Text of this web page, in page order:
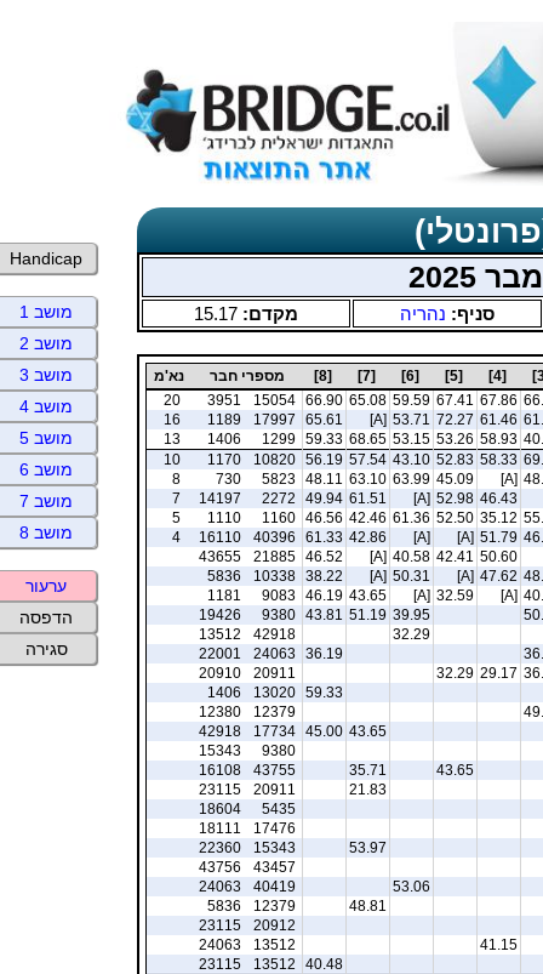
סניף: נהריה מקדם:15.17
[4]
[5]
[6]
[7]
[8] מספרי חבר
נא'מ
67.86
67.41
59.59
65.08
66.90
15054
3951
20
61.46
72.27
53.71
[A]
65.61
17997
1189
16
58.93
53.26
53.15
68.65
59.33
1299
1406
13
58.33
52.83
43.10
57.54
56.19
10820
1170
10
[A]
45.09
63.99
63.10
48.11
5823
730
8
46.43
52.98
[A]
61.51
49.94
2272
14197
7
35.12
52.50
61.36
42.46
46.56
1160
1110
5
51.79
[A]
[A]
42.86
61.33
40396
16110
4
50.60
42.41
40.58
[A]
46.52
21885
43655
47.62
[A]
50.31
[A]
38.22
10338
5836
[A]
32.59
[A]
43.65
46.19
9083
1181
39.95
51.19
43.81
9380
19426
32.29
42918
13512
36.19
24063
22001
29.17
32.29
20911
20910
59.33
13020
1406
12379
12380
43.65
45.00
17734
42918
9380
15343
43.65
35.71
43755
16108
21.83
20911
23115
5435
18604
17476
18111
53.97
15343
22360
43457
43756
53.06
40419
24063
48.81
12379
5836
20912
23115
41.15
13512
24063
40.48
13512
23115
Handicap
מושב 1
מושב 2
מושב 3
מושב 4
מושב 5
מושב 6
מושב 7
מושב 8
ערעור
הדפסה
סגירה